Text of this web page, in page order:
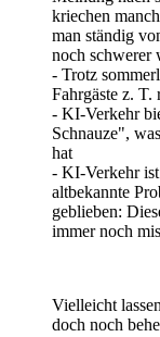
kriechen
man ständig
noch schwerer
- Trotz
Fahrgäste z. T.
- KI-Verkehr
Schnauze",
hat
- KI-Verkehr
altbekannte
geblieben:
immer noch
Vielleicht
doch noch